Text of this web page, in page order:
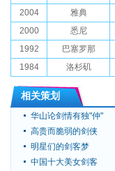
2004
雅典
2000
悉尼
1992
巴塞罗那
1984
洛杉矶
相关策划
华山论剑情有独"仲"
高贵而脆弱的剑侠
明星们的剑客梦
中国十大美女剑客